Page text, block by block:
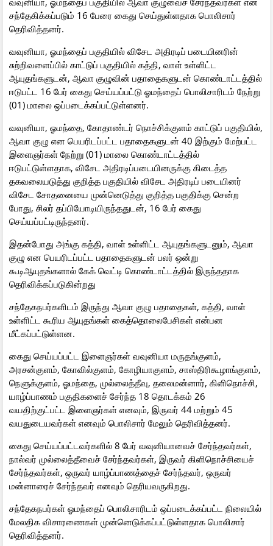
சந்தேகிக்கப்படும் 16 பேரை கைது செய்துள்ளதாக பொலிசார்
தெரிவித்தனர்.
வவுனியா, ஓமந்தைப் பகுதியில் விசேட அதிரடிப் படையினரின்
சுற்றிவளைப்பில் காட்டுப் பகுதியில் கத்தி, வாள் உள்ளிட்ட
ஆயுதங்களுடன், ஆவா குழுவின் பதாதைகளுடன் கொண்டாட்டத்தில்
ஈடுபட்ட 16 பேர் கைது செய்யப்பட்டு ஓமந்தைப் பொலிசாரிடம் நேற்று
(01) மாலை ஒப்படைக்கப்பட்டுள்ளனர்.
வவுனியா, ஓமந்தை, கோதாண்டர் நொச்சிக்குளம் காட்டுப் பகுதியில்,
ஆவா குழு என பெயரிடப்பட்ட பதாதைகளுடன் 40 இற்கும் மேற்பட்ட
இளைஞர்கள் நேற்று (01) மாலை கொண்டாட்டத்தில்
ஈடுபட்டுள்ளதாக, விசேட அதிரடிப்படையினருக்கு கிடைத்த
தகவலையடுத்து குறித்த பகுதியில் விசேட அதிரடிப் படையினர்
விசேட சோதனையை முன்னெடுத்து குறித்த பகுதிக்கு சென்ற
போது, சிலர் தப்பியோடியிருந்ததுடன், 16 பேர் கைது
செய்யப்பட்டிருந்தனர்.
இதன்போது அங்கு கத்தி, வாள் உள்ளிட்ட ஆயுதங்களுடனும், ஆவா
குழு என பெயரிடப்பட்ட பதாதைகளுடன் பலர் ஒன்று
கூடிஆயுதங்களால் கேக் வெட்டி கொண்டாட்டத்தில் இருந்ததாக
தெரிவிக்கப்படுகின்றது
சந்தேகநபர்களிடம் இருந்து ஆவா குழு பதாதைகள், கத்தி, வாள்
உள்ளிட்ட கூரிய ஆயுதங்கள் கைத்தொலைபேசிகள் என்பன
மீட்கப்பட்டுள்ளன.
கைது செய்யப்பட்ட இளைஞர்கள் வவுனியா மருதங்குளம்,
அரசன்குளம், கோவில்குளம், கோழியாகுளம், சாஸ்திரிகூழாங்குளம்,
நெளுக்குளம், ஓமந்தை, முல்லைத்தீவு, தலைமன்னார், கிளிநொச்சி,
யாழ்ப்பாணம் பகுதிகளைச் சேர்ந்த 18 தொடக்கம் 26
வயதிற்குட்பட்ட இளைஞர்கள் எனவும், இருவர் 44 மற்றும் 45
வயதுடையவர்கள் எனவும் பொலிசார் மேலும் தெரிவித்தனர்.
கைது செய்யப்பட்டவர்களில் 8 பேர் வவுனியாவைச் சேர்ந்தவர்கள்,
நால்வர் முல்லைத்தீவைச் சேர்ந்தவர்கள், இருவர் கிளிநொச்சியைச்
சேர்ந்தவர்கள், ஒருவர் யாழ்ப்பாணத்தைச் சேர்ந்தவர், ஒருவர்
மன்னாரைச் சேர்ந்தவர் எனவும் தெரியவருகிறது.
சந்தேகநபர்கள் ஓமந்தைப் பொலிசாரிடம் ஒப்படைக்கப்பட்ட நிலையில்
மேலதிக விசாரணைகள் முன்னெடுக்கப்பட்டுள்ளதாக பொலிசார்
தெரிவித்தனர்.